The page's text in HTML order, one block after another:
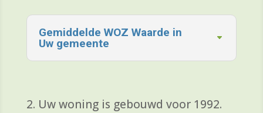
Gemiddelde WOZ Waarde in
Uw gemeente
2. Uw woning is gebouwd voor 1992.